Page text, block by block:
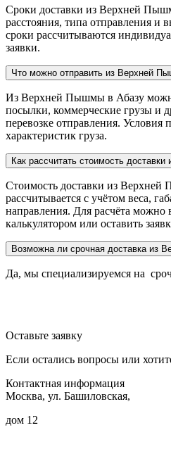
Сроки доставки из Верхней
расстояния, типа отправления и
сроки рассчитываются
заявки.
Что можно отправить из Верхней
Из Верхней Пышмы в Абазу
посылки, коммерческие грузы и
перевозке отправления. Условия
характеристик груза.
Как рассчитать стоимость
Стоимость доставки из
рассчитывается с учётом веса,
направления. Для расчёта можно
калькулятором или оставить
Возможна ли срочная доставка из
Да, мы специализируемся на
Оставьте заявку
Если остались вопросы или
Контактная информация
Москва, ул. Башиловская,
дом 12